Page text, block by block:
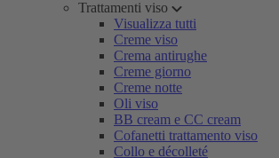
Trattamenti viso
Visualizza tutti
Creme viso
Crema antirughe
Creme giorno
Creme notte
Oli viso
BB cream e CC cream
Cofanetti trattamento viso
Collo e décolleté